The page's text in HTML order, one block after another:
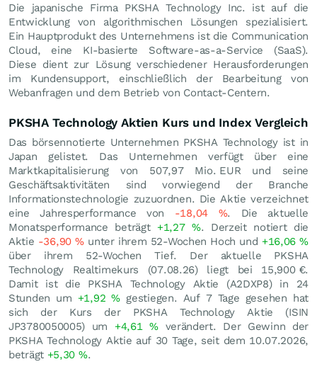
Die japanische Firma PKSHA Technology Inc. ist auf die
Entwicklung von algorithmischen Lösungen spezialisiert.
Ein Hauptprodukt des Unternehmens ist die Communication
Cloud, eine KI-basierte Software-as-a-Service (SaaS).
Diese dient zur Lösung verschiedener Herausforderungen
im Kundensupport, einschließlich der Bearbeitung von
Webanfragen und dem Betrieb von Contact-Centern.
PKSHA Technology Aktien Kurs und Index Vergleich
Das börsennotierte Unternehmen PKSHA Technology ist in
Japan gelistet. Das Unternehmen verfügt über eine
Marktkapitalisierung von 507,97 Mio. EUR und seine
Geschäftsaktivitäten sind vorwiegend der Branche
Informationstechnologie zuzuordnen. Die Aktie verzeichnet
eine Jahresperformance von -18,04 %. Die aktuelle
Monatsperformance beträgt +1,27%. Derzeit notiert die
Aktie -36,90%unter ihrem 52-Wochen Hoch und +16,06%
über ihrem 52-Wochen Tief. Der aktuelle PKSHA
Technology Realtimekurs (07.08.26) liegt bei 15,900 €.
Damit ist die PKSHA Technology Aktie (A2DXP8) in 24
Stunden um +1,92% gestiegen. Auf 7 Tage gesehen hat
sich der Kurs der PKSHA Technology Aktie (ISIN
JP3780050005) um +4,61%verändert. Der Gewinn der
PKSHA Technology Aktie auf 30 Tage, seit dem 10.07.2026,
beträgt +5,30 %.